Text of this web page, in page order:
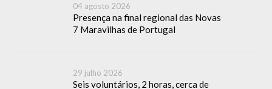
04 agosto 2026
Presença na final regional das Novas
7 Maravilhas de Portugal
29 julho 2026
Seis voluntários, 2 horas, cerca de